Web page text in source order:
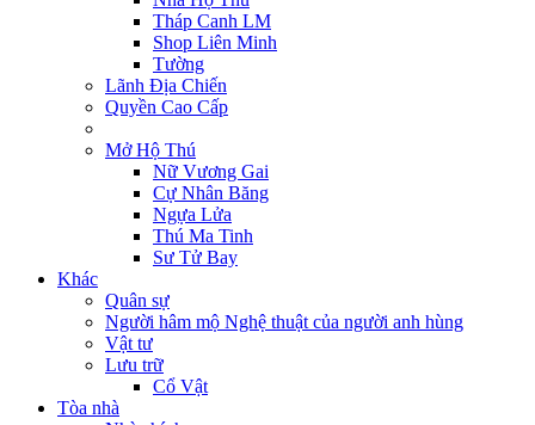
Tháp Canh LM
Shop Liên Minh
Tường
Lãnh Địa Chiến
Quyền Cao Cấp
Mở Hộ Thú
Nữ Vương Gai
Cự Nhân Băng
Ngựa Lửa
Thú Ma Tinh
Sư Tử Bay
Khác
Quân sự
Người hâm mộ Nghệ thuật của người anh hùng
Vật tư
Lưu trữ
Cổ Vật
Tòa nhà